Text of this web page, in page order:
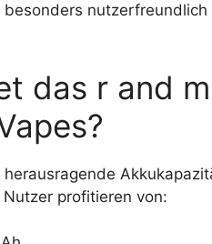
das r and
profitieren von: